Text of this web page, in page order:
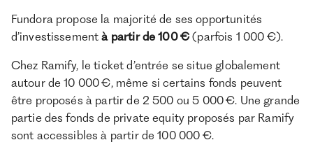
Fundora propose la majorité de ses opportunités
d’investissementà partir de 100 €(parfois 1 000 €).
Chez Ramify, le ticket d’entrée se situe globalement
autour de 10 000 €, même si certains fonds peuvent
être proposés à partir de 2 500 ou 5 000 €. Une grande
partie des fonds de private equity proposés par Ramify
sont accessibles à partir de 100 000 €.